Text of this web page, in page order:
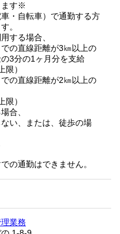
ます※
・自転車）で通勤する方
。
する場合、
の直線距離が3㎞以上の
3分の1ヶ月分を支給
限）
の直線距離が2㎞以上の
限）
合、
ない、または、徒歩の場
の通勤はできません。
業務